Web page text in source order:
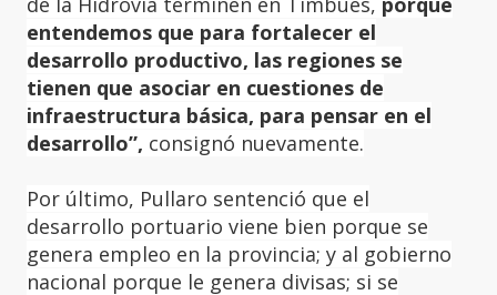
entendemos que para fortalecer el
desarrollo productivo, las regiones se
tienen que asociar en cuestiones de
infraestructura básica, para pensar en el
desarrollo”, consignó nuevamente.
Por último, Pullaro sentenció que el
desarrollo portuario viene bien porque se
genera empleo en la provincia; y al gobierno
nacional porque le genera divisas; si se